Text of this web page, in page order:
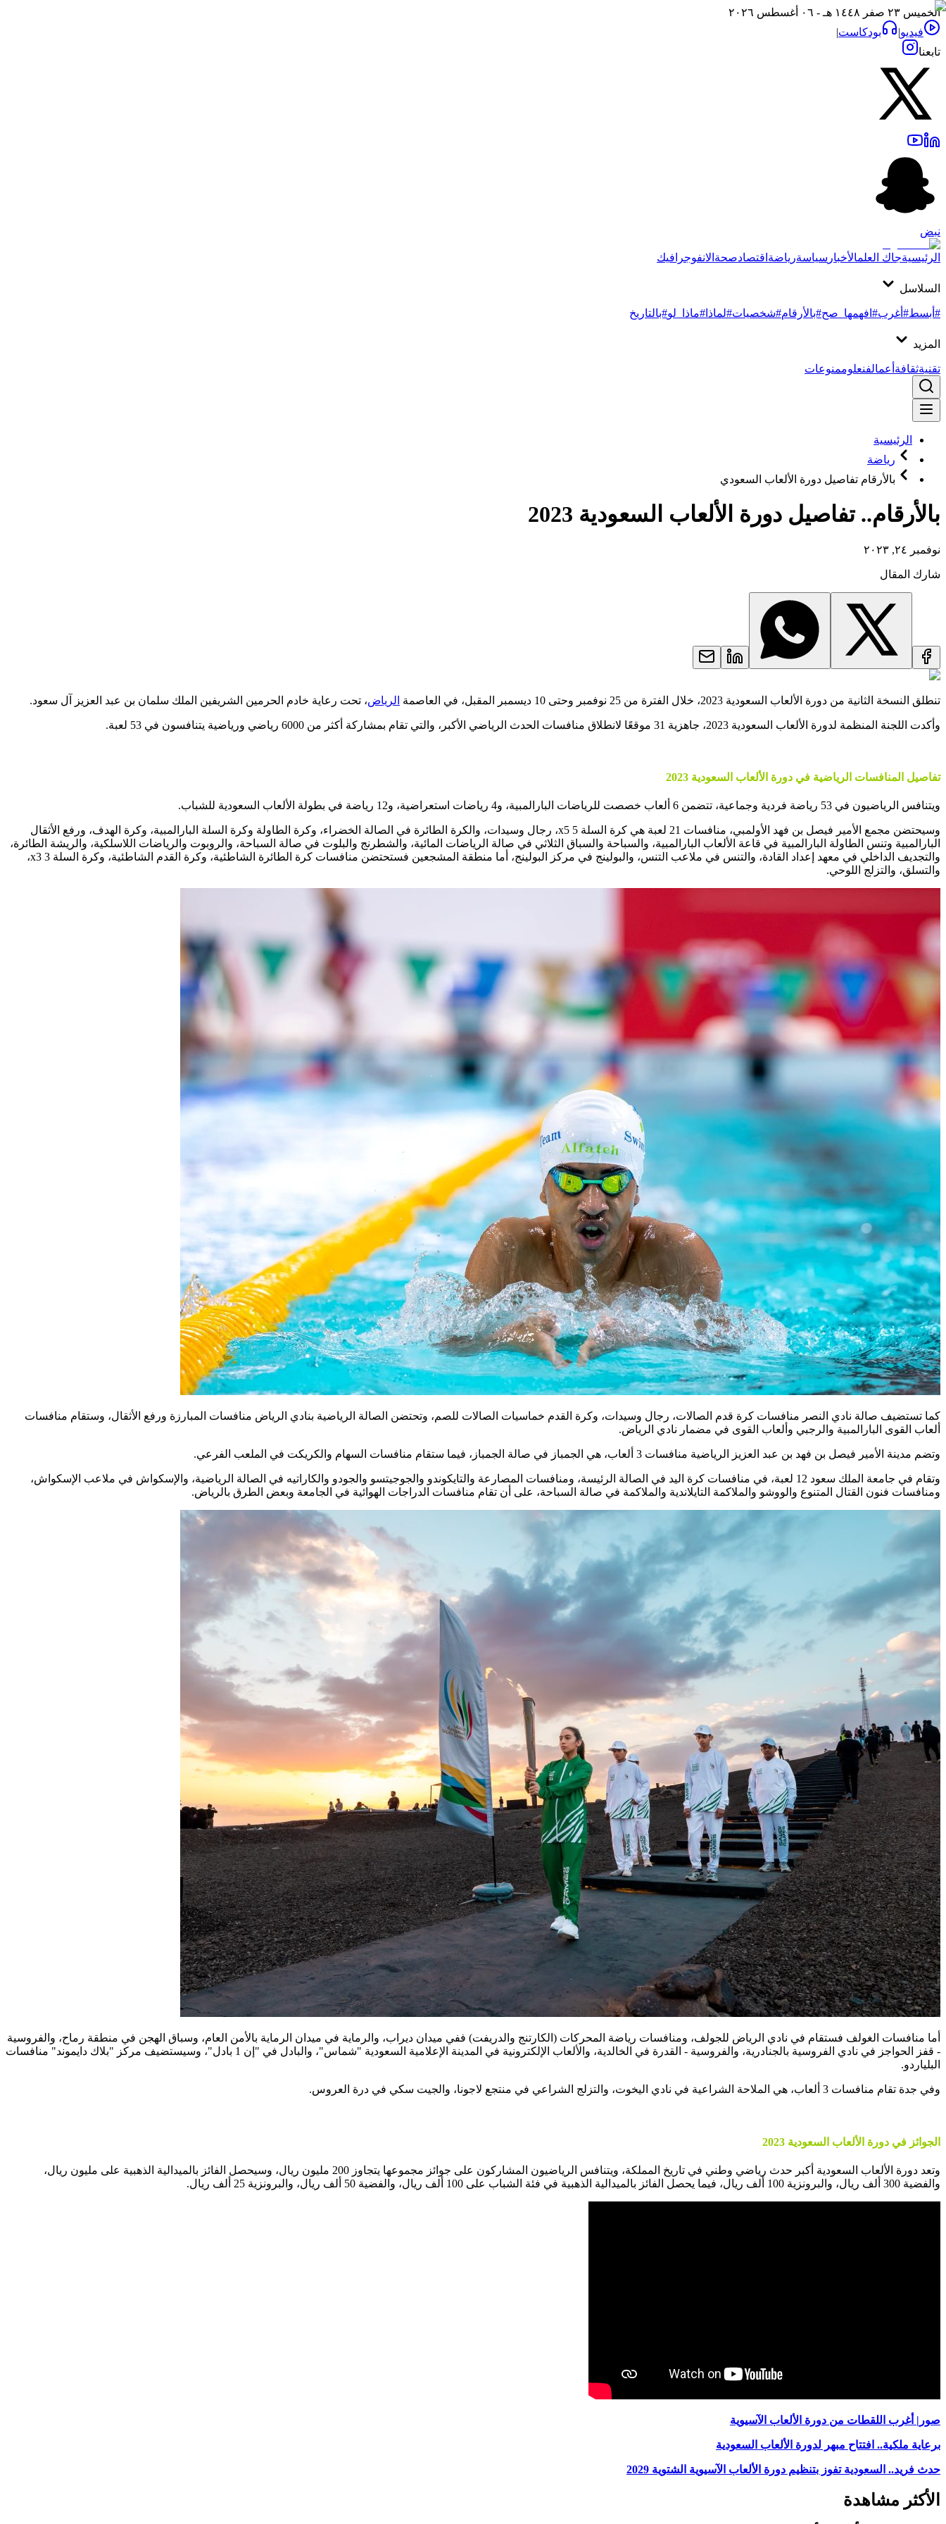
الخميس ٢٣ صفر ١٤٤٨ هـ - ٠٦ أغسطس ٢٠٢٦
فيديو| بودكاست|
تابعنا
نبض
الرئيسيةجاك العلمالأخبار سياسةرياضة اقتصادصحة الانفوجرافيك
السلاسل
#أبسط#أغرب#افهمها_صح#بالأرقام#شخصيات#لماذا #ماذا_لو#بالتاريخ
المزيد
تقنيةثقافة أعمالفنعلوممنوعات
الرئيسية
رياضة
بالأرقام تفاصيل دورة الألعاب السعودي
بالأرقام.. تفاصيل دورة الألعاب السعودية 2023
نوفمبر ٢٤, ٢٠٢٣
شارك المقال
تنطلق النسخة الثانية من دورة الألعاب السعودية 2023، خلال الفترة من 25 نوفمبر وحتى 10 ديسمبر المقبل، في العاصمة الرياض، تحت رعاية خادم الحرمين الشريفين الملك سلمان بن عبد العزيز آل سعود.
وأكدت اللجنة المنظمة لدورة الألعاب السعودية 2023، جاهزية 31 موقعًا لانطلاق منافسات الحدث الرياضي الأكبر، والتي تقام بمشاركة أكثر من 6000 رياضي ورياضية يتنافسون في 53 لعبة.
تفاصيل المنافسات الرياضية في دورة الألعاب السعودية 2023
ويتنافس الرياضيون في 53 رياضة فردية وجماعية، تتضمن 6 ألعاب خصصت للرياضات البارالمبية، و4 رياضات استعراضية، و12 رياضة في بطولة الألعاب السعودية للشباب.
وسيحتضن مجمع الأمير فيصل بن فهد الأولمبي، منافسات 21 لعبة هي كرة السلة 5 x5، رجال وسيدات، والكرة الطائرة في الصالة الخضراء، وكرة الطاولة وكرة السلة البارالمبية، وكرة الهدف، ورفع الأثقال
البارالمبية وتنس الطاولة البارالمبية في قاعة الألعاب البارالمبية، والسباحة والسباق الثلاثي في صالة الرياضات المائية، والشطرنج والبلوت في صالة السباحة، والروبوت والرياضات اللاسلكية، والريشة الطائرة،
والتجديف الداخلي في معهد إعداد القادة، والتنس في ملاعب التنس، والبولينج في مركز البولينج، أما منطقة المشجعين فستحتضن منافسات كرة الطائرة الشاطئية، وكرة القدم الشاطئية، وكرة السلة 3 x3،
والتسلق، والتزلج اللوحي.
كما تستضيف صالة نادي النصر منافسات كرة قدم الصالات، رجال وسيدات، وكرة القدم خماسيات الصالات للصم، وتحتضن الصالة الرياضية بنادي الرياض منافسات المبارزة ورفع الأثقال، وستقام منافسات
ألعاب القوى البارالمبية والرجبي وألعاب القوى في مضمار نادي الرياض.
وتضم مدينة الأمير فيصل بن فهد بن عبد العزيز الرياضية منافسات 3 ألعاب، هي الجمباز في صالة الجمباز، فيما ستقام منافسات السهام والكريكت في الملعب الفرعي.
وتقام في جامعة الملك سعود 12 لعبة، في منافسات كرة اليد في الصالة الرئيسة، ومنافسات المصارعة والتايكوندو والجوجيتسو والجودو والكاراتيه في الصالة الرياضية، والإسكواش في ملاعب الإسكواش،
ومنافسات فنون القتال المتنوع والووشو والملاكمة التايلاندية والملاكمة في صالة السباحة، على أن تقام منافسات الدراجات الهوائية في الجامعة وبعض الطرق بالرياض.
أما منافسات الغولف فستقام في نادي الرياض للجولف، ومنافسات رياضة المحركات (الكارتنج والدريفت) ففي ميدان ديراب، والرماية في ميدان الرماية بالأمن العام، وسباق الهجن في منطقة رماح، والفروسية
- قفز الحواجز في نادي الفروسية بالجنادرية، والفروسية - القدرة في الخالدية، والألعاب الإلكترونية في المدينة الإعلامية السعودية "شماس"، والبادل في "إن 1 بادل"، وسيستضيف مركز "بلاك دايموند" منافسات
البلياردو.
وفي جدة تقام منافسات 3 ألعاب، هي الملاحة الشراعية في نادي اليخوت، والتزلج الشراعي في منتجع لاجونا، والجيت سكي في درة العروس.
الجوائز في دورة الألعاب السعودية 2023
وتعد دورة الألعاب السعودية أكبر حدث رياضي وطني في تاريخ المملكة، ويتنافس الرياضيون المشاركون على جوائز مجموعها يتجاوز 200 مليون ريال، وسيحصل الفائز بالميدالية الذهبية على مليون ريال،
والفضية 300 ألف ريال، والبرونزية 100 ألف ريال، فيما يحصل الفائز بالميدالية الذهبية في فئة الشباب على 100 ألف ريال، والفضية 50 ألف ريال، والبرونزية 25 ألف ريال.
صور| أغرب اللقطات من دورة الألعاب الآسيوية
برعاية ملكية.. افتتاح مبهر لدورة الألعاب السعودية
حدث فريد.. السعودية تفوز بتنظيم دورة الألعاب الآسيوية الشتوية 2029
الأكثر مشاهدة